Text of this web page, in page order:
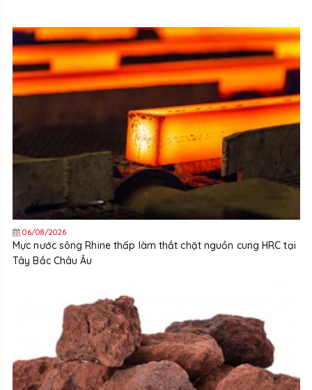
06/08/2026
Mực nước sông Rhine thấp làm thắt chặt nguồn cung HRC tại
Tây Bắc Châu Âu